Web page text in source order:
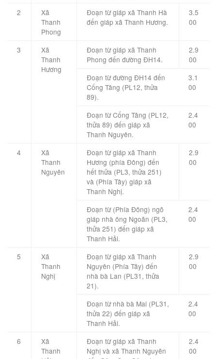
2
Xã
Thanh
Phong
Đoạn từ giáp xã Thanh Hà
đến giáp xã Thanh Hương.
3.5
00
3
Xã
Thanh
Hương
Đoạn từ giáp xã Thanh
Phong đến đường ĐH14.
2.9
00
Đoạn từ đường ĐH14 đến
Cống Tâng (PL12, thửa
89).
3.1
00
Đoạn từ Cống Tâng (PL12,
thửa 89) đến giáp xã
Thanh Nguyên.
2.4
00
4
Xã
Thanh
Nguyên
Đoạn từ giáp xã Thanh
Hương (phía Đông) đến
hết thửa (PL3, thửa 251)
và (Phía Tây) giáp xã
Thanh Nghị.
2.9
00
Đoạn từ (Phía Đông) ngõ
giáp nhà ông Ngoãn (PL3,
thửa 251) đến giáp xã
Thanh Hải.
2.4
00
5
Xã
Thanh
Nghị
Đoạn từ giáp xã Thanh
Nguyên (Phía Tây) đến
nhà bà Lan (PL31, thửa
21).
2.9
00
Đoạn từ nhà bà Mai (PL31,
thửa 22) đến giáp xã
Thanh Hải.
2.4
00
6
Xã
Thanh
Đoạn từ giáp xã Thanh
Nghị và xã Thanh Nguyên
2.4
00